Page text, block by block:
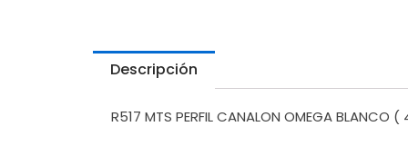
Descripción
R517 MTS PERFIL CANALON OMEGA BLANCO (